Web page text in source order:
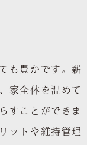
も豊かです。薪
家全体を温めて
すことができま
ットや維持管理